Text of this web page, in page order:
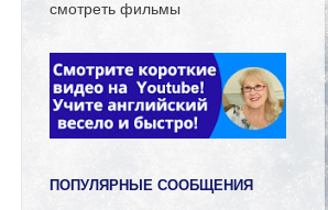
смотреть фильмы
ПОПУЛЯРНЫЕ СООБЩЕНИЯ